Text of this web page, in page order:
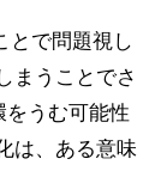
とで問題視し
まうことでさ
うむ可能性
は、ある意味